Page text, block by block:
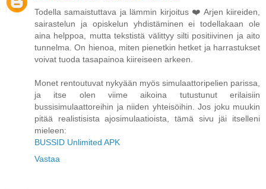
Todella samaistuttava ja lämmin kirjoitus ❤️ Arjen kiireiden,
sairastelun ja opiskelun yhdistäminen ei todellakaan ole
aina helppoa, mutta tekstistä välittyy silti positiivinen ja aito
tunnelma. On hienoa, miten pienetkin hetket ja harrastukset
voivat tuoda tasapainoa kiireiseen arkeen.
Monet rentoutuvat nykyään myös simulaattoripelien parissa,
ja itse olen viime aikoina tutustunut erilaisiin
bussisimulaattoreihin ja niiden yhteisöihin. Jos joku muukin
pitää realistisista ajosimulaatioista, tämä sivu jäi itselleni
mieleen:
BUSSID Unlimited APK
Vastaa